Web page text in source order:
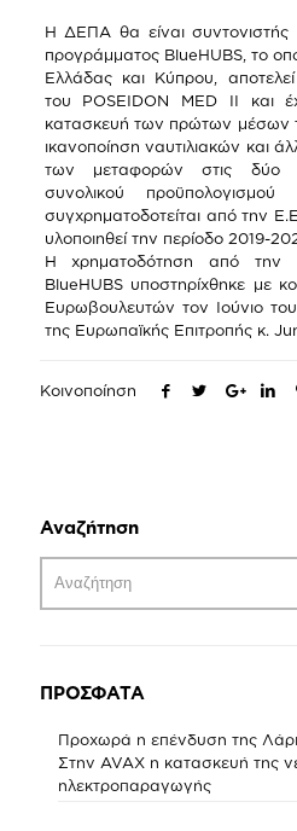
Η ΔΕΠΑ θα είναι συντονιστής
προγράμματος BlueHUBS, το
Ελλάδας και Κύπρου,
του POSEIDON MED II και
κατασκευή των πρώτων μέσων
ικανοποίηση ναυτιλιακών και
των μεταφορών στις δύο
συνολικού
συγχρηματοδοτείται από την
υλοποιηθεί την περίοδο 2019-
Η χρηματοδότηση από την
BlueHUBS υποστηρίχθηκε με
Ευρωβουλευτών τον Ιούνιο
της Ευρωπαϊκής Επιτροπής κ.
Κοινοποίηση
Αναζήτηση
ΠΡΟΣΦΑΤΑ
Προχωρά η επένδυση της
Στην AVAX η κατασκευή της
ηλεκτροπαραγωγής